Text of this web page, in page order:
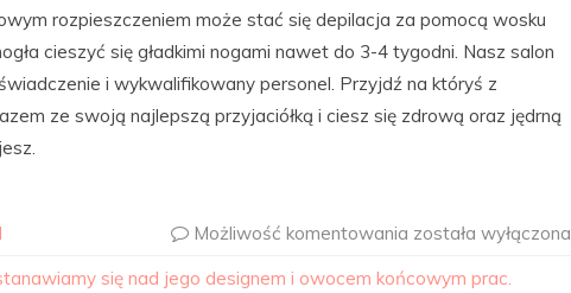
rozpieszczeniem może stać się depilacja za pomocą wosku
cieszyć się gładkimi nogami nawet do 3-4 tygodni. Nasz salon
i wykwalifikowany personel. Przyjdź na któryś z
ze swoją najlepszą przyjaciółką i ciesz się zdrową oraz jędrną
Możliwość komentowania została wyłączona
się nad jego designem i owocem końcowym prac.